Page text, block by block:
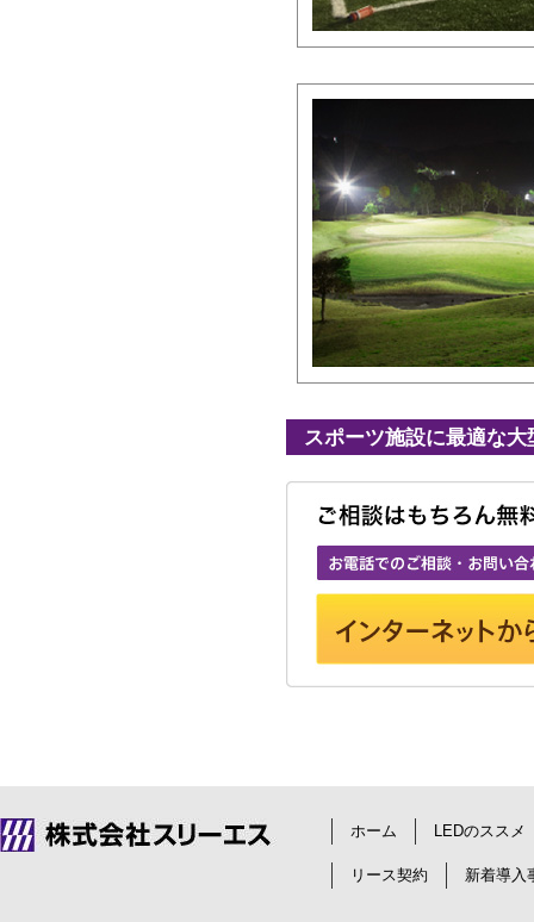
スポーツ施設に最適な
ホーム LEDのススメ
リース契約 新着導入